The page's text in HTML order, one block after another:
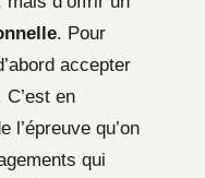
. Pour
accepter
en
l’épreuve qu’on
qui